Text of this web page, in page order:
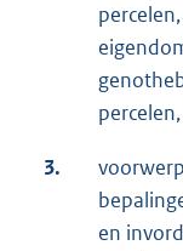
3.
en